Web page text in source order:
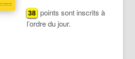
38 points sont inscrits à
l’ordre du jour.